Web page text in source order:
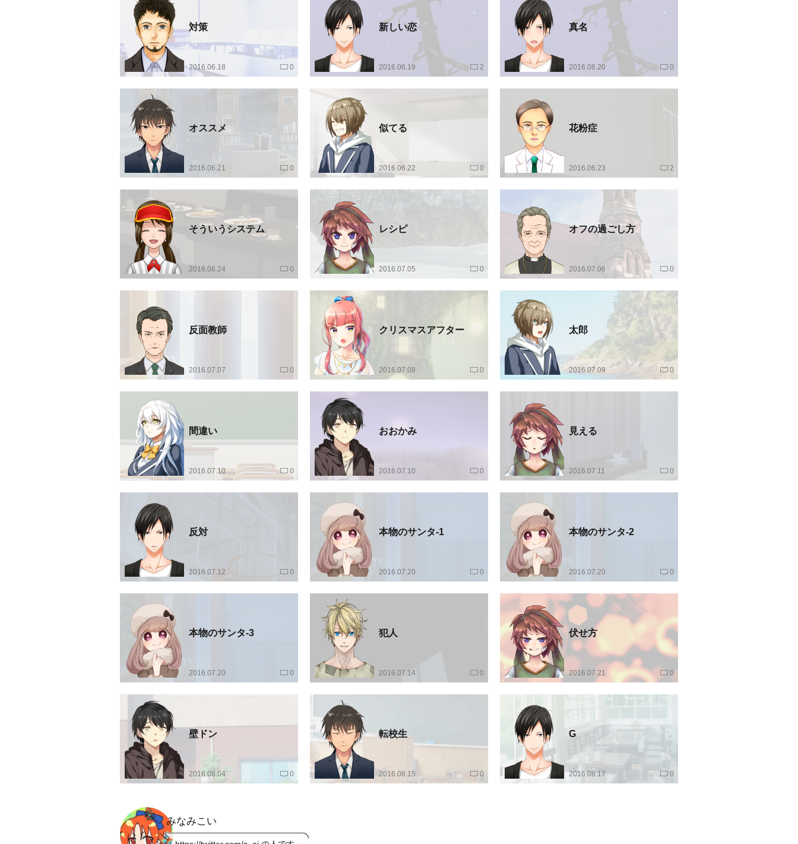
対策
2016.06.18 0
新しい恋
2016.06.19 2
真名
2016.06.20 0
オススメ
2016.06.21 0
似てる
2016.06.22 0
花粉症
2016.06.23 2
そういうシステム
2016.06.24 0
レシピ
2016.07.05 0
オフの過ごし方
2016.07.06 0
反面教師
2016.07.07 0
クリスマスアフター
2016.07.08 0
太郎
2016.07.09 0
間違い
2016.07.10 0
おおかみ
2016.07.10 0
見える
2016.07.11 0
反対
2016.07.12 0
本物のサンタ-1
2016.07.20 0
本物のサンタ-2
2016.07.20 0
本物のサンタ-3
2016.07.20 0
犯人
2016.07.14 0
伏せ方
2016.07.21 0
壁ドン
2016.08.04 0
転校生
2016.08.15 0
G
2016.08.17 0
みなみこい